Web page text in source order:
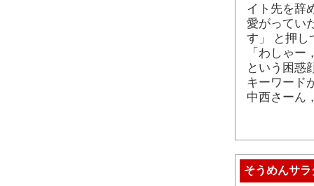
イト先を辞
愛がってい
す」 と押し
「わしゃ
という困惑
キーワード
中西さーん
そうめんサラ